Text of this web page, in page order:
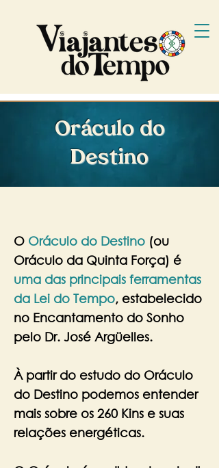
Oráculo do
Destino
O Oráculo do Destino (ou
Oráculo da Quinta Força) é
uma das principais ferramentas
da Lei do Tempo, estabelecido
no Encantamento do Sonho
pelo Dr. José Argüelles.
À partir do estudo do Oráculo
do Destino podemos entender
mais sobre os 260 Kins e suas
relações energéticas.